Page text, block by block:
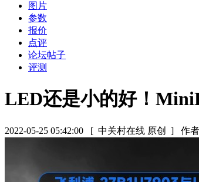
图片
参数
报价
点评
论坛帖子
评测
LED还是小的好！
2022-05-25 05:42:00 [ 中关村在线 原创 ] 作者